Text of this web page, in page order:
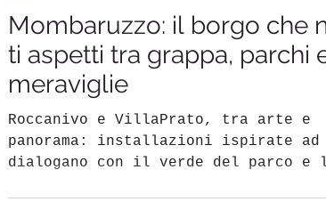
Mombaruzzo: il borgo che
ti aspetti tra grappa, parchi
meraviglie
Roccanivo e VillaPrato, tra arte e
panorama: installazioni ispirate ad
dialogano con il verde del parco e